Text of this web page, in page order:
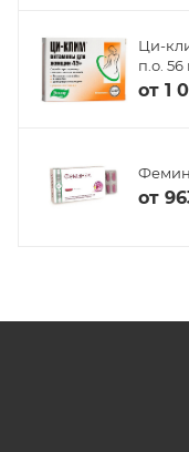
Ци-
п.о.
от 1
от